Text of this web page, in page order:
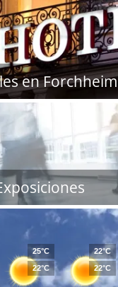
en Forchheim
25°C
22°C
22°C
22°C